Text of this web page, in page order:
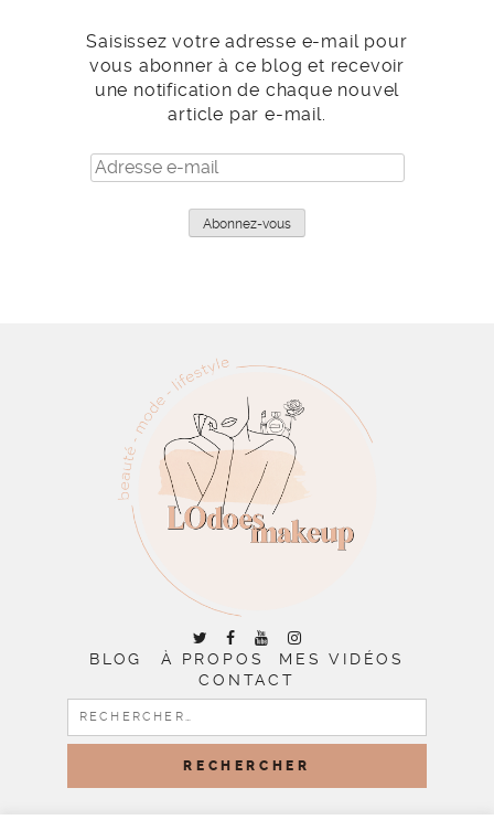
Saisissez votre adresse e-mail pour
vous abonner à ce blog et recevoir
une notification de chaque nouvel
article par e-mail.
Adresse
e-
Abonnez-vous
BLOG À PROPOS
MES VIDÉOS
CONTACT
RECHERCHER :